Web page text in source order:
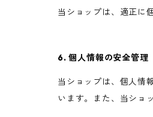
当ショップは、適正に
6. 個人情報の安全管理
当ショップは、個人情
います。また、当ショ